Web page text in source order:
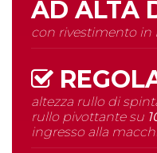
AD ALTA
con rivestimento in
altezza rullo di
rullo pivottante su
ingresso alla